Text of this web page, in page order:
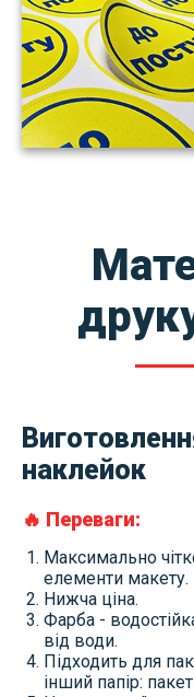
наклейок
🔥 Переваги:
Максимально
елементи макету.
Нижча ціна.
Фарба -
від води.
Підходить для
інший папір: